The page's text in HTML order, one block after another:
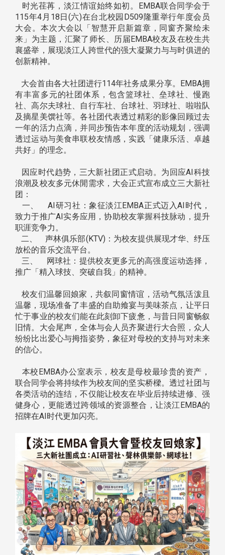
时光荏苒，淡江情谊始终如初。EMBA联合同学会于
115年4月18日(六)在台北校园D509隆重举行年度会员
大会。本次大会以「智慧开启新篇章，同窗齐聚绘未
来」为主题，汇聚了师长、历届EMBA校友及在校生共
襄盛举，展现淡江人跨世代的强大凝聚力与与时俱进的
创新精神。
大会首由各大社团进行114年社务成果分享。EMBA拥
有丰富多元的社团体系，包含篮球社、垒球社、慢跑
社、高尔夫球社、自行车社、台球社、羽球社、啦啦队
及摘星美馔社等。各社团代表透过精彩的影像回顾过去
一年的活力点滴，并同步预告本年度的活动规划，强调
透过运动与美食串联校友情感，实践「健康乐活、卓越
共好」的理念。
因应时代趋势，三大新社团正式启动。为回应AI科技
浪潮及校友多元休閒需求，大会正式宣布成立三大新社
团：
一、 AI研习社：象征淡江EMBA正式迈入AI时代，
致力于推广AI实务应用，协助校友掌握科技脉动，提升
职涯竞争力。
二、 声林俱乐部(KTV)：为校友提供展现才华、纾压
放松的音乐交流平台。
三、 网球社：提供校友更多元的高强度运动选择，
推广「精入球技、突破自我」的精神。
校友们温馨回娘家，共叙同窗情谊，活动气氛活泼且
温馨，现场准备了丰盛的自助飨宴与美味茶点，让平日
忙于事业的校友们能在此刻卸下疲惫，与昔日同窗畅叙
旧情。大会尾声，全体与会人员齐聚进行大合照，众人
纷纷比出爱心与拇指姿势，象征对母校的支持与对未来
的信心。
本校EMBA办公室表示，校友是母校最珍贵的资产，
联合同学会将持续作为校友间的坚实桥樑。透过社团与
各类活动的连结，不仅能让校友在毕业后持续进修、强
健身心，更能透过跨领域的资源整合，让淡江EMBA的
招牌在AI时代更加闪亮。